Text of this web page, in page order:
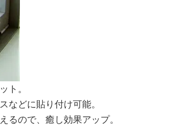
ト。
などに貼り付け可能。
るので、癒し効果アップ。